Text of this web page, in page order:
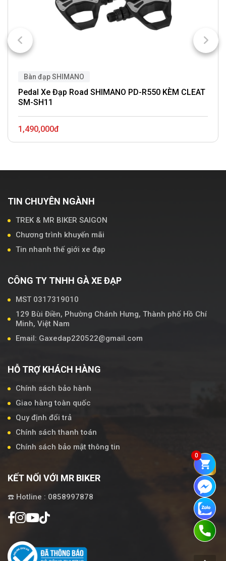
Bàn đạp SHIMANO
Pedal Xe Đạp Road SHIMANO PD-R550 KÈM CLEAT
SM-SH11
1,490,000đ
TIN CHUYÊN NGÀNH
TREK & MR BIKER SAIGON
Chương trình khuyến mãi
Tin nhanh thế giới xe đạp
CÔNG TY TNHH GÀ XE ĐẠP
MST 0317319010
129 Bùi Điền, Phường Chánh Hưng, Thành phố Hồ Chí
Minh, Việt Nam
Email: Gaxedap220522@gmail.com
HỖ TRỢ KHÁCH HÀNG
Chính sách bảo hành
Giao hàng toàn quốc
Quy định đổi trả
Chính sách thanh toán
Chính sách bảo mật thông tin
KẾT NỐI VỚI MR BIKER
☎️ Hotline : 0858997878
0